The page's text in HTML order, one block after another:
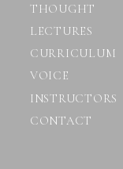
THOUGHT
LECTURES
CURRICULUM
VOICE
INSTRUCTORS
CONTACT